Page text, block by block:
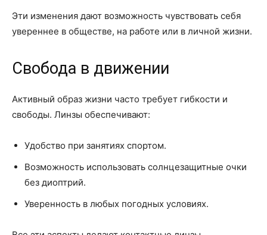
Эти изменения дают возможность чувствовать себя
увереннее в обществе, на работе или в личной жизни.
Свобода в движении
Активный образ жизни часто требует гибкости и
свободы. Линзы обеспечивают:
Удобство при занятиях спортом.
Возможность использовать солнцезащитные очки
без диоптрий.
Уверенность в любых погодных условиях.